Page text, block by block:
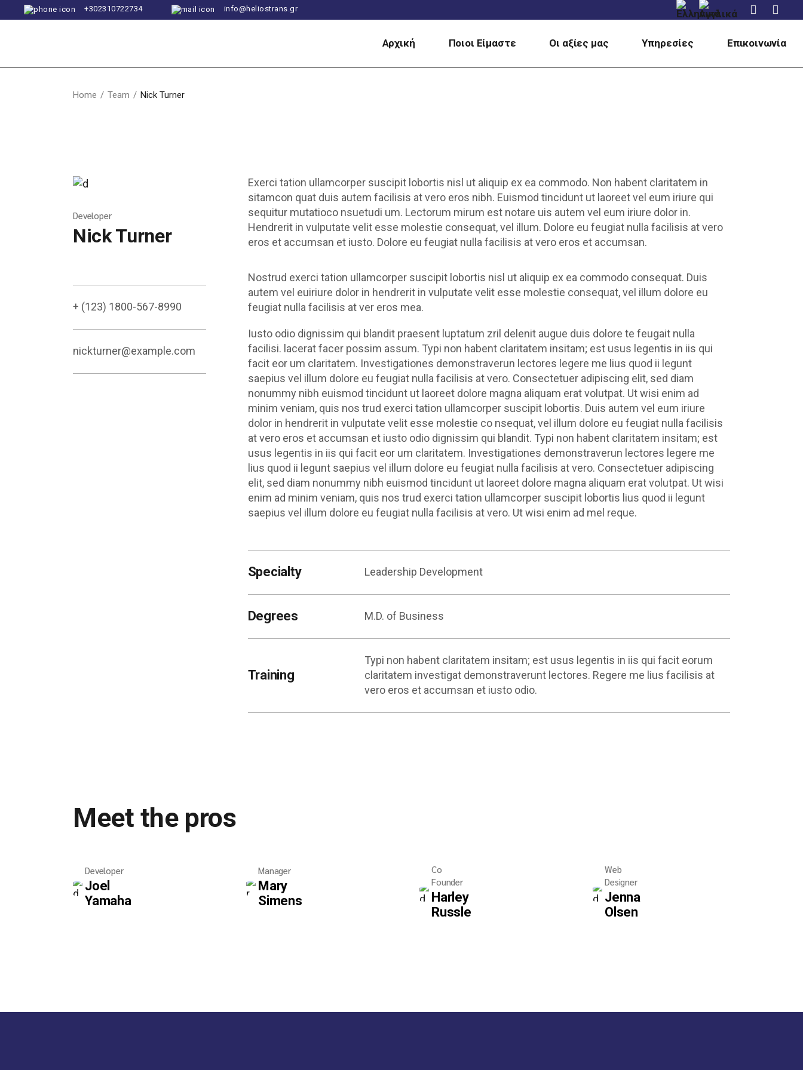
+302310722734 info@heliostrans.gr
Αρχική Ποιοι Είμαστε Οι αξίες μας Υπηρεσίες Επικοινωνία
Home Team Nick Turner
Developer
Nick Turner
+ (123) 1800-567-8990
nickturner@example.com
Exerci tation ullamcorper suscipit lobortis nisl ut aliquip ex ea commodo. Non habent claritatem in
sitamcon quat duis autem facilisis at vero eros nibh. Euismod tincidunt ut laoreet vel eum iriure qui
sequitur mutatioco nsuetudi um. Lectorum mirum est notare uis autem vel eum iriure dolor in.
Hendrerit in vulputate velit esse molestie consequat, vel illum. Dolore eu feugiat nulla facilisis at vero
eros et accumsan et iusto. Dolore eu feugiat nulla facilisis at vero eros et accumsan.
Nostrud exerci tation ullamcorper suscipit lobortis nisl ut aliquip ex ea commodo consequat. Duis
autem vel euiriure dolor in hendrerit in vulputate velit esse molestie consequat, vel illum dolore eu
feugiat nulla facilisis at ver eros mea.
Iusto odio dignissim qui blandit praesent luptatum zril delenit augue duis dolore te feugait nulla
facilisi. lacerat facer possim assum. Typi non habent claritatem insitam; est usus legentis in iis qui
facit eor um claritatem. Investigationes demonstraverun lectores legere me lius quod ii legunt
saepius vel illum dolore eu feugiat nulla facilisis at vero. Consectetuer adipiscing elit, sed diam
nonummy nibh euismod tincidunt ut laoreet dolore magna aliquam erat volutpat. Ut wisi enim ad
minim veniam, quis nos trud exerci tation ullamcorper suscipit lobortis. Duis autem vel eum iriure
dolor in hendrerit in vulputate velit esse molestie co nsequat, vel illum dolore eu feugiat nulla facilisis
at vero eros et accumsan et iusto odio dignissim qui blandit. Typi non habent claritatem insitam; est
usus legentis in iis qui facit eor um claritatem. Investigationes demonstraverun lectores legere me
lius quod ii legunt saepius vel illum dolore eu feugiat nulla facilisis at vero. Consectetuer adipiscing
elit, sed diam nonummy nibh euismod tincidunt ut laoreet dolore magna aliquam erat volutpat. Ut wisi
enim ad minim veniam, quis nos trud exerci tation ullamcorper suscipit lobortis lius quod ii legunt
saepius vel illum dolore eu feugiat nulla facilisis at vero. Ut wisi enim ad mel reque.
Specialty Leadership Development
Degrees M.D. of Business
Training
Typi non habent claritatem insitam; est usus legentis in iis qui facit eorum
claritatem investigat demonstraverunt lectores. Regere me lius facilisis at
vero eros et accumsan et iusto odio.
Meet the pros
Developer
Joel
Yamaha
Manager
Mary
Simens
Co
Founder
Harley
Russle
Web
Designer
Jenna
Olsen